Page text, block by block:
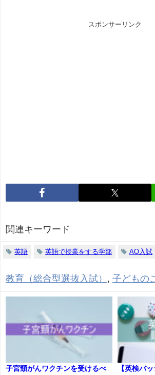
スポンサーリンク
関連キーワード
英語 英語で授業をする学部 AO入試
教育（総合型選抜入試） , 子どもの
子宮頸がんワクチンを受けるべ
【英検バ